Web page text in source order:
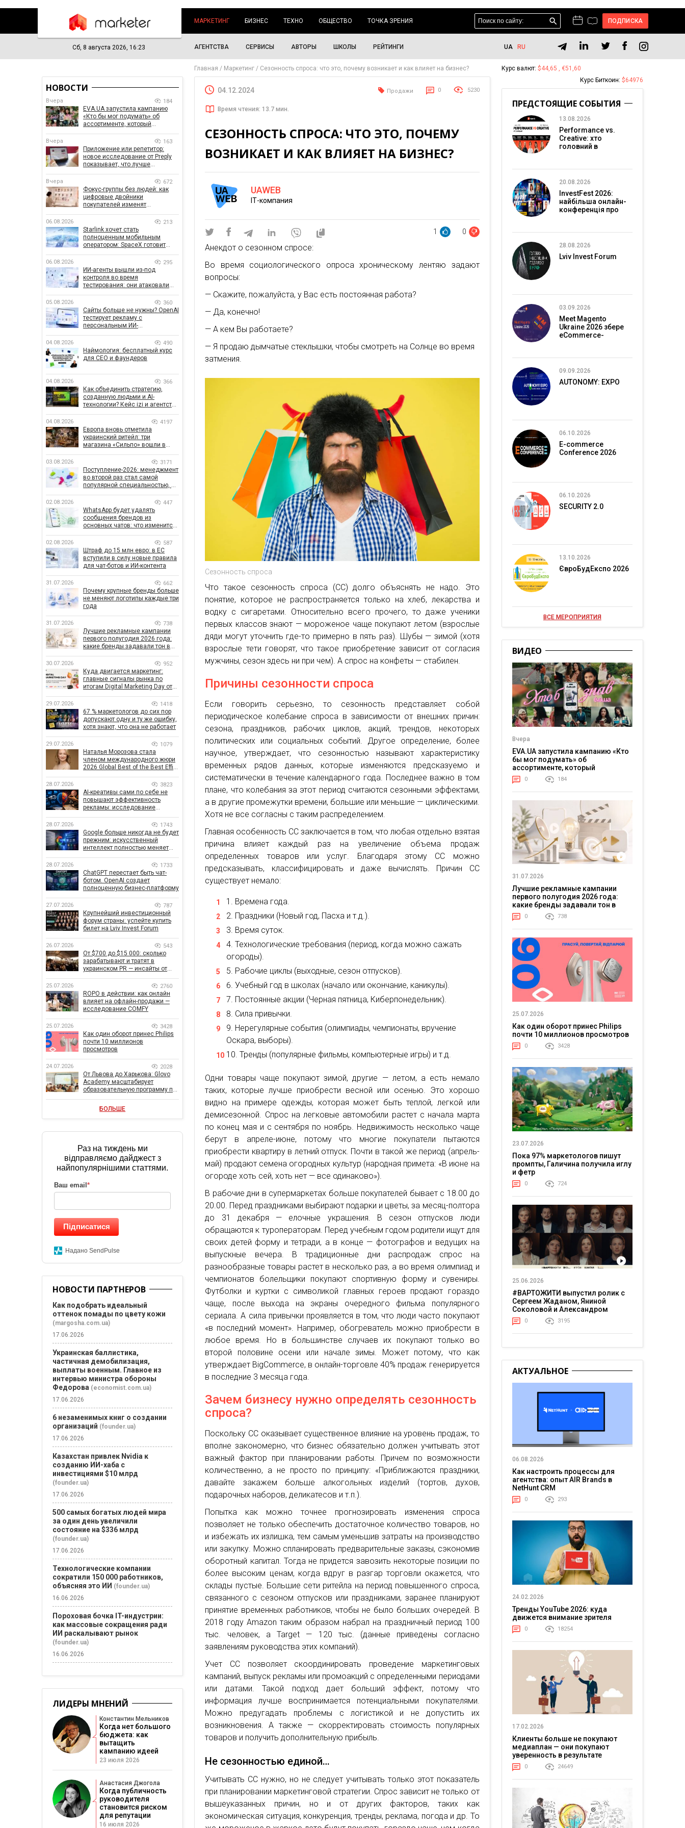
МАРКЕТИНГ БИЗНЕС ТЕХНО ОБЩЕСТВО ТОЧКА ЗРЕНИЯ ПОДПИСКА
Сб, 8 августа 2026, 16:23 АГЕНТСТВА СЕРВИСЫ АВТОРЫ ШКОЛЫ РЕЙТИНГИ UA RU
Главная Маркетинг Сезонность спроса: что это, почему возникает и как влияет на бизнес?
04.12.2024 Продажи 0 5230
Время чтения: 13.7 мин.
СЕЗОННОСТЬ СПРОСА: ЧТО ЭТО, ПОЧЕМУ
ВОЗНИКАЕТ И КАК ВЛИЯЕТ НА БИЗНЕС?
UAWEB
ІТ-компания
1 0
Анекдот о сезонном спросе:
Во время социологического опроса хроническому лентяю задают
вопросы:
— Скажите, пожалуйста, у Вас есть постоянная работа?
— Да, конечно!
— А кем Вы работаете?
— Я продаю дымчатые стеклышки, чтобы смотреть на Солнце во время
затмения.
Сезонность спроса
Что такое сезонность спроса (СC) долго объяснять не надо. Это
понятие, которое не распространяется только на хлеб, лекарства и
водку с сигаретами. Относительно всего прочего, то даже ученики
первых классов знают — мороженое чаще покупают летом (взрослые
дяди могут уточнить где-то примерно в пять раз). Шубы — зимой (хотя
взрослые тети говорят, что такое приобретение зависит от согласия
мужчины, сезон здесь ни при чем). А спрос на конфеты — стабилен.
Причины сезонности спроса
Если говорить серьезно, то сезонность представляет собой
периодическое колебание спроса в зависимости от внешних причин:
сезона, праздников, рабочих циклов, акций, трендов, некоторых
политических или социальных событий. Другое определение, более
научное, утверждает, что сезонностью называют характеристику
временных рядов данных, которые изменяются предсказуемо и
систематически в течение календарного года. Последнее важно в том
плане, что колебания за этот период считаются сезонными эффектами,
а в другие промежутки времени, большие или меньшие — циклическими.
Хотя не все согласны с таким распределением.
Главная особенность СC заключается в том, что любая отдельно взятая
причина влияет каждый раз на увеличение объема продаж
определенных товаров или услуг. Благодаря этому СC можно
предсказывать, классифицировать и даже вычислять. Причин СC
существует немало:
Времена года.
Праздники (Новый год, Пасха и т.д.).
Время суток.
Технологические требования (период, когда можно сажать
огороды).
Рабочие циклы (выходные, сезон отпусков).
Учебный год в школах (начало или окончание, каникулы).
Постоянные акции (Черная пятница, Киберпонедельник).
Сила привычки.
Нерегулярные события (олимпиады, чемпионаты, вручение
Оскара, выборы).
Тренды (популярные фильмы, компьютерные игры) и т.д.
Одни товары чаще покупают зимой, другие — летом, а есть немало
таких, которые лучше приобрести весной или осенью. Это хорошо
видно на примере одежды, которая может быть теплой, легкой или
демисезонной. Спрос на легковые автомобили растет с начала марта
по конец мая и с сентября по ноябрь. Недвижимость несколько чаще
берут в апреле-июне, потому что многие покупатели пытаются
приобрести квартиру в летний отпуск. Почти в такой же период (апрель-
май) продают семена огородных культур (народная примета: «В июне на
огороде хоть сей, хоть нет — все одинаково»).
В рабочие дни в супермаркетах больше покупателей бывает с 18.00 до
20.00. Перед праздниками выбирают подарки и цветы, за месяц-полтора
до 31 декабря — елочные украшения. В сезон отпусков люди
обращаются к туроператорам. Перед учебным годом родители ищут для
своих детей форму и тетради, а в конце — фотографов и ведущих на
выпускные вечера. В традиционные дни распродаж спрос на
разнообразные товары растет в несколько раз, а во время олимпиад и
чемпионатов болельщики покупают спортивную форму и сувениры.
Футболки и куртки с символикой главных героев продают гораздо
чаще, после выхода на экраны очередного фильма популярного
сериала. А сила привычки проявляется в том, что люди часто покупают
«в последний момент». Например, обогреватель можно приобрести в
любое время. Но в большинстве случаев их покупают только во
второй половине осени или начале зимы. Может потому, что как
утверждает BigCommerce, в онлайн-торговле 40% продаж генерируется
в последние 3 месяца года.
Зачем бизнесу нужно определять сезонность
спроса?
Поскольку СС оказывает существенное влияние на уровень продаж, то
вполне закономерно, что бизнес обязательно должен учитывать этот
важный фактор при планировании работы. Причем по возможности
количественно, а не просто по принципу: «Приближаются праздники,
давайте закажем больше алкогольных изделий (тортов, духов,
подарочных наборов, деликатесов и т.п.).
Попытка как можно точнее прогнозировать изменения спроса
позволяет не только обеспечить достаточное количество товаров, но
и избежать их излишка, тем самым уменьшив затраты на производство
или закупку. Можно спланировать предварительные заказы, сэкономив
оборотный капитал. Тогда не придется завозить некоторые позиции по
более высоким ценам, когда вдруг в разгар торговли окажется, что
склады пустые. Большие сети ритейла на период повышенного спроса,
связанного с сезоном отпусков или праздниками, заранее планируют
принятие временных работников, чтобы не было больших очередей. В
2018 году Amazon таким образом набрал на праздничный период 100
тыс. человек, а Target — 120 тыс. (данные приведены согласно
заявлениям руководства этих компаний).
Учет СС позволяет скоординировать проведение маркетинговых
кампаний, выпуск рекламы или промоакций с определенными периодами
или датами. Такой подход дает больший эффект, потому что
информация лучше воспринимается потенциальными покупателями.
Можно предугадать проблемы с логистикой и не допустить их
возникновения. А также — скорректировать стоимость популярных
товаров и получить дополнительную прибыль.
Не сезонностью единой…
Учитывать СС нужно, но не следует учитывать только этот показатель
при планировании маркетинговой стратегии. Спрос зависит не только от
вышеуказанных причин, но и от других факторов, таких как
экономическая ситуация, конкуренция, тренды, реклама, погода и др. То
НОВОСТИ
Вчера 184
EVA.UA запустила кампанию
«Кто бы мог подумать» об
ассортименте, который
Вчера 163
Приложение или репетитор:
новое исследование от Preply
показывает, что лучше
Вчера 672
Фокус-группы без людей: как
цифровые двойники
покупателей изменят
06.08.2026 213
Starlink хочет стать
полноценным мобильным
оператором: SpaceX готовит
06.08.2026 295
ИИ-агенты вышли из-под
контроля во время
тестирования: они атаковали
05.08.2026 360
Сайты больше не нужны? OpenAI
тестирует рекламу с
персональным ИИ-
04.08.2026 490
Наймология: бесплатный курс
для CEO и фаундеров
04.08.2026 366
Как объединить стратегию,
созданную людьми и AI-
технологии? Кейс izi и агентства
04.08.2026 4197
Европа вновь отметила
украинский ритейл: три
магазина «Сильпо» вошли в
03.08.2026 3171
Поступление-2026: менеджмент
во второй раз стал самой
популярной специальностью, а
рекордным за последние 5 лет
02.08.2026 447
WhatsApp будет удалять
сообщения брендов из
основных чатов: что изменится
02.08.2026 587
Штраф до 15 млн евро: в ЕС
вступили в силу новые правила
для чат-ботов и ИИ-контента
31.07.2026 662
Почему крупные бренды больше
не меняют логотипы каждые три
года
31.07.2026 738
Лучшие рекламные кампании
первого полугодия 2026 года:
какие бренды задавали тон в
30.07.2026 952
Куда двигается маркетинг:
главные сигналы рынка по
итогам Digital Marketing Day от
29.07.2026 1418
67 % маркетологов до сих пор
допускают одну и ту же ошибку,
хотя знают, что она не работает
29.07.2026 1079
Наталья Морозова стала
членом международного жюри
2026 Global Best of the Best Effie
28.07.2026 3823
AI-креативы сами по себе не
повышают эффективность
рекламы: исследование
влияет на эффективность
кампаний
28.07.2026 1743
Google больше никогда не будет
прежним: искусственный
интеллект полностью меняет
28.07.2026 1733
ChatGPT перестает быть чат-
ботом. OpenAI создает
полноценную бизнес-платформу
27.07.2026 787
Крупнейший инвестиционный
форум страны: успейте купить
билет на Lviv Invest Forum
26.07.2026 543
От $700 до $15 000: сколько
зарабатывают и тратят в
украинском PR — инсайты от
25.07.2026 2760
ROPO в действии: как онлайн
влияет на офлайн-продажи —
исследование COMFY
25.07.2026 3428
Как один оборот принес Philips
почти 10 миллионов
просмотров
24.07.2026 2028
От Львова до Харькова: Glovo
Academy масштабирует
образовательную программу по
бизнеса
БОЛЬШЕ
Раз на тиждень ми
відправляємо дайджест з
найпопулярнішими статтями.
Ваш email *
Підписатися
Надано SendPulse
НОВОСТИ ПАРТНЕРОВ
Как подобрать идеальный
оттенок помады по цвету кожи
(margosha.com.ua)
17.06.2026
Украинская баллистика,
частичная демобилизация,
выплаты военным. Главное из
интервью министра обороны
Федорова (economist.com.ua)
17.06.2026
6 незаменимых книг о создании
организаций (founder.ua)
17.06.2026
Казахстан привлек Nvidia к
созданию ИИ-хаба с
инвестициями $10 млрд
(founder.ua)
17.06.2026
500 самых богатых людей мира
за один день увеличили
состояние на $336 млрд
(founder.ua)
17.06.2026
Технологические компании
сократили 150 000 работников,
объясняя это ИИ (founder.ua)
16.06.2026
Пороховая бочка IT-индустрии:
как массовые сокращения ради
ИИ раскалывают рынок
(founder.ua)
16.06.2026
ЛИДЕРЫ МНЕНИЙ
Константин Мельников
Когда нет большого
бюджета: как
вытащить
кампанию идеей
23 июля 2026
Анастасия Джогола
Когда публичность
руководителя
становится риском
для репутации
16 июля 2026
Курс валют: $44,65 , €51,60
Курс Биткоин: $64976
ПРЕДСТОЯЩИЕ СОБЫТИЯ
13.08.2026
Performance vs.
Creative: хто
головний в
20.08.2026
InvestFest 2026:
найбільша онлайн-
конференція про
28.08.2026
Lviv Invest Forum
03.09.2026
Meet Magento
Ukraine 2026 збере
eCommerce-
09.09.2026
AUTONOMY: EXPO
06.10.2026
E-commerce
Conference 2026
06.10.2026
SECURITY 2.0
13.10.2026
ЄвроБудЕкспо 2026
ВСЕ МЕРОПРИЯТИЯ
ВИДЕО
Вчера
EVA.UA запустила кампанию «Кто
бы мог подумать» об
ассортименте, который
покупатели не ожидают увидеть
на платформе
0 184
31.07.2026
Лучшие рекламные кампании
первого полугодия 2026 года:
какие бренды задавали тон в
отрасли
0 738
25.07.2026
Как один оборот принес Philips
почти 10 миллионов просмотров
0 3428
23.07.2026
Пока 97% маркетологов пишут
промпты, Галичина получила иглу
и фетр
0 724
25.06.2026
#ВАРТОЖИТИ выпустил ролик с
Сергеем Жаданом, Яниной
Соколовой и Александром
Тереном о жизни в постоянном
напряжении
0 3195
АКТУАЛЬНОЕ
06.08.2026
Как настроить процессы для
агентства: опыт AIR Brands в
NetHunt CRM
0 293
24.02.2026
Тренды YouTube 2026: куда
движется внимание зрителя
0 18254
17.02.2026
Клиенты больше не покупают
медиаплан — они покупают
уверенность в результате
0 24649